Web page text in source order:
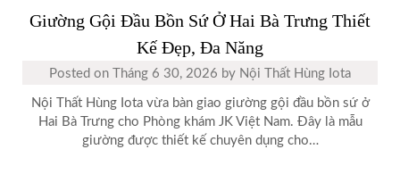
Giường Gội Đầu Bồn Sứ Ở Hai Bà Trưng Thiết
Kế Đẹp, Đa Năng
Posted on Tháng 6 30, 2026 by Nội Thất Hùng Iota
Nội Thất Hùng Iota vừa bàn giao giường gội đầu bồn sứ ở
Hai Bà Trưng cho Phòng khám JK Việt Nam. Đây là mẫu
giường được thiết kế chuyên dụng cho…